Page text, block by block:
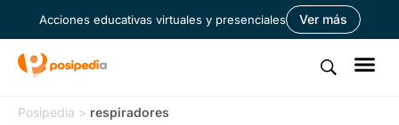
Acciones educativas virtuales y presenciales Ver más
Posipedia > respiradores